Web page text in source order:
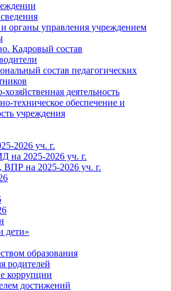
органы управления учреждением
Кадровый состав
состав педагогических
деятельность
техническое обеспечение и
учреждения
2026 уч. г.
на 2025-2026 уч. г.
на 2025-2026 уч. г.
дети»
образования
родителей
коррупции
достижений